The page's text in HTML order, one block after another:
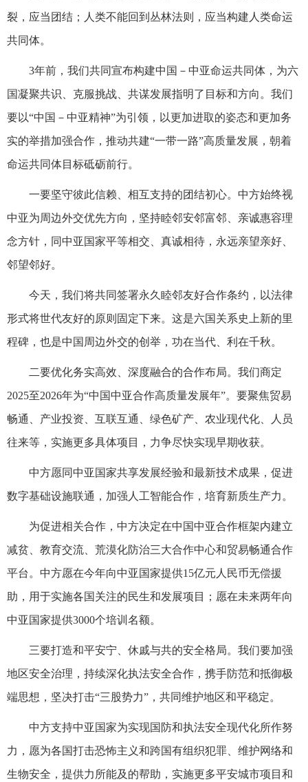
裂，应当团结；人类不能回到丛林法则，应当构建人类命运
共同体。
3年前，我们共同宣布构建中国－中亚命运共同体，为六
国凝聚共识、克服挑战、共谋发展指明了目标和方向。我们
要以“中国－中亚精神”为引领，以更加进取的姿态和更加务
实的举措加强合作，推动共建“一带一路”高质量发展，朝着
命运共同体目标砥砺前行。
一要坚守彼此信赖、相互支持的团结初心。中方始终视
中亚为周边外交优先方向，坚持睦邻安邻富邻、亲诚惠容理
念方针，同中亚国家平等相交、真诚相待，永远亲望亲好、
邻望邻好。
今天，我们将共同签署永久睦邻友好合作条约，以法律
形式将世代友好的原则固定下来。这是六国关系史上新的里
程碑，也是中国周边外交的创举，功在当代、利在千秋。
二要优化务实高效、深度融合的合作布局。我们商定
2025至2026年为“中国中亚合作高质量发展年”。要聚焦贸易
畅通、产业投资、互联互通、绿色矿产、农业现代化、人员
往来等，实施更多具体项目，力争尽快实现早期收获。
中方愿同中亚国家共享发展经验和最新技术成果，促进
数字基础设施联通，加强人工智能合作，培育新质生产力。
为促进相关合作，中方决定在中国中亚合作框架内建立
减贫、教育交流、荒漠化防治三大合作中心和贸易畅通合作
平台。中方愿在今年向中亚国家提供15亿元人民币无偿援
助，用于实施各国关注的民生和发展项目；愿在未来两年向
中亚国家提供3000个培训名额。
三要打造和平安宁、休戚与共的安全格局。我们要加强
地区安全治理，持续深化执法安全合作，携手防范和抵御极
端思想，坚决打击“三股势力”，共同维护地区和平稳定。
中方支持中亚国家为实现国防和执法安全现代化所作努
力，愿为各国打击恐怖主义和跨国有组织犯罪、维护网络和
生物安全，提供力所能及的帮助，实施更多平安城市项目和